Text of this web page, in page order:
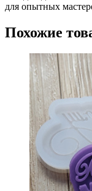
для опытных
Похожие